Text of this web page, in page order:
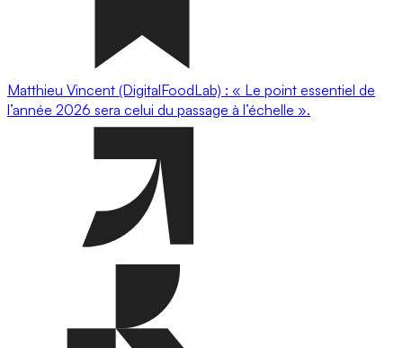
Matthieu Vincent (DigitalFoodLab) : « Le point essentiel de
l’année 2026 sera celui du passage à l’échelle ».